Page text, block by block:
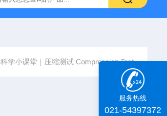
科学小课堂｜压缩测试 Compression Test
服务热线
021-54397372